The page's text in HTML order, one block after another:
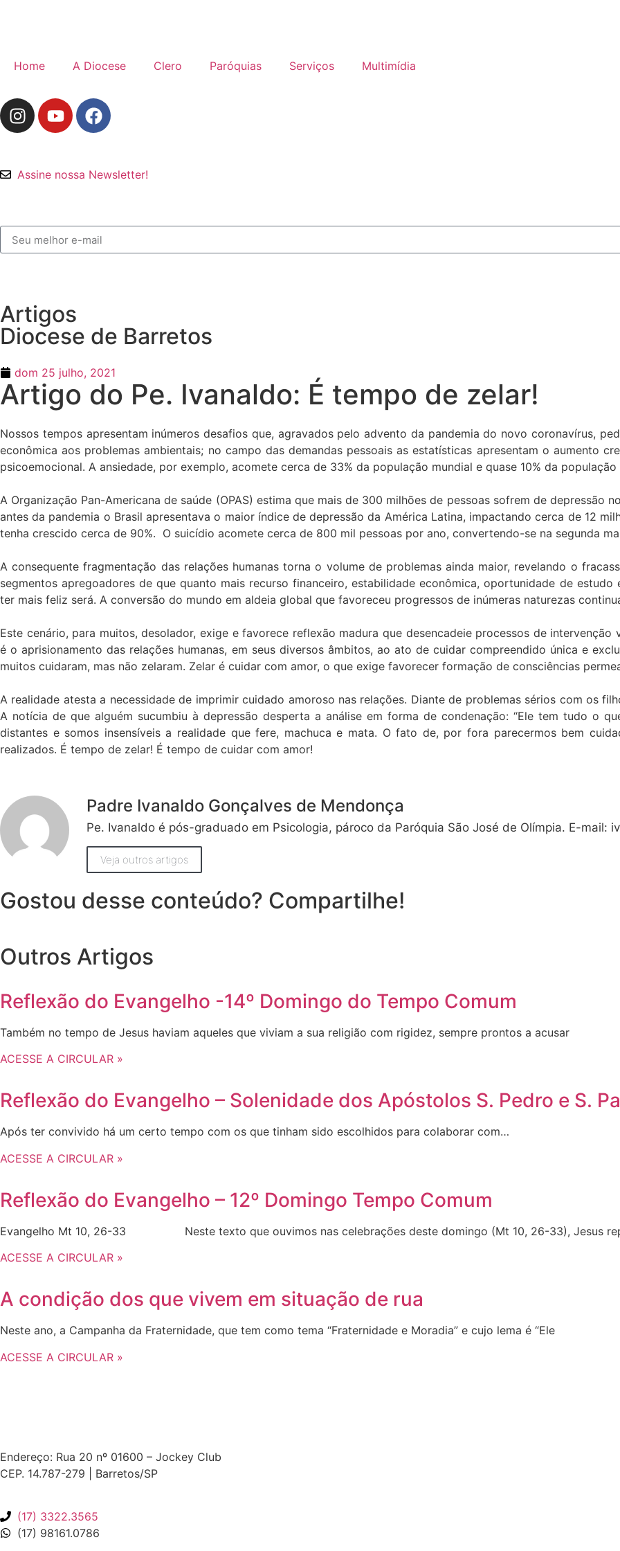
Home A Diocese Clero Paróquias Serviços Multimídia
Assine nossa Newsletter!
Artigos
Diocese de Barretos
dom 25 julho, 2021
Artigo do Pe. Ivanaldo: É tempo de zelar!
Nossos tempos apresentam inúmeros desafios que, agravados pelo advento da pandemia do novo coronavírus,
econômica aos problemas ambientais; no campo das demandas pessoais as estatísticas apresentam o aumento
psicoemocional. A ansiedade, por exemplo, acomete cerca de 33% da população mundial e quase 10% da
A Organização Pan-Americana de saúde (OPAS) estima que mais de 300 milhões de pessoas sofrem de depressão
antes da pandemia o Brasil apresentava o maior índice de depressão da América Latina, impactando cerca de 12
tenha crescido cerca de 90%. O suicídio acomete cerca de 800 mil pessoas por ano, convertendo-se na segunda
A consequente fragmentação das relações humanas torna o volume de problemas ainda maior, revelando o
segmentos apregoadores de que quanto mais recurso financeiro, estabilidade econômica, oportunidade de
ter mais feliz será. A conversão do mundo em aldeia global que favoreceu progressos de inúmeras naturezas
Este cenário, para muitos, desolador, exige e favorece reflexão madura que desencadeie processos de
é o aprisionamento das relações humanas, em seus diversos âmbitos, ao ato de cuidar compreendido única e
muitos cuidaram, mas não zelaram. Zelar é cuidar com amor, o que exige favorecer formação de consciências
A realidade atesta a necessidade de imprimir cuidado amoroso nas relações. Diante de problemas sérios com os
A notícia de que alguém sucumbiu à depressão desperta a análise em forma de condenação: “Ele tem tudo o
distantes e somos insensíveis a realidade que fere, machuca e mata. O fato de, por fora parecermos bem
realizados. É tempo de zelar! É tempo de cuidar com amor!
Padre Ivanaldo Gonçalves de Mendonça
Pe. Ivanaldo é pós-graduado em Psicologia, pároco da Paróquia São José de Olímpia. E-mail:
Veja outros artigos
Gostou desse conteúdo? Compartilhe!
Outros Artigos
Reflexão do Evangelho -14º Domingo do Tempo Comum
Também no tempo de Jesus haviam aqueles que viviam a sua religião com rigidez, sempre prontos a acusar
ACESSE A CIRCULAR »
Reflexão do Evangelho – Solenidade dos Apóstolos S. Pedro e S.
Após ter convivido há um certo tempo com os que tinham sido escolhidos para colaborar com…
ACESSE A CIRCULAR »
Reflexão do Evangelho – 12º Domingo Tempo Comum
Evangelho Mt 10, 26-33 Neste texto que ouvimos nas celebrações deste domingo (Mt 10, 26-33), Jesus
ACESSE A CIRCULAR »
A condição dos que vivem em situação de rua
Neste ano, a Campanha da Fraternidade, que tem como tema “Fraternidade e Moradia” e cujo lema é “Ele
ACESSE A CIRCULAR »
Endereço: Rua 20 nº 01600 – Jockey Club
CEP. 14.787-279 | Barretos/SP
(17) 3322.3565
(17) 98161.0786